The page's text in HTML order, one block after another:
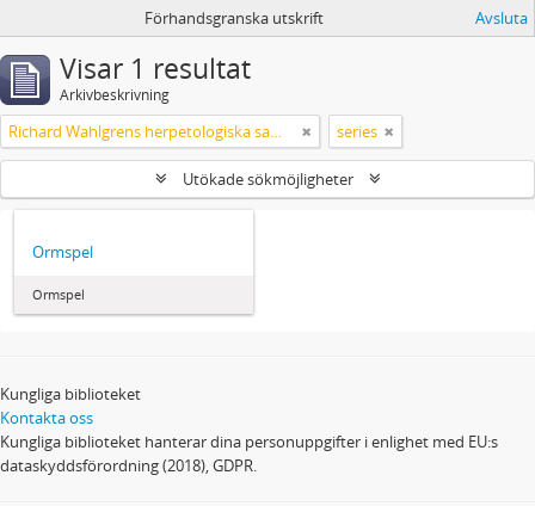
Förhandsgranska utskrift Avsluta
Visar 1 resultat
Arkivbeskrivning
Richard Wahlgrens herpetologiska samling series
Utökade sökmöjligheter
Ormspel
Ormspel
Kungliga biblioteket
Kontakta oss
Kungliga biblioteket hanterar dina personuppgifter i enlighet med EU:s
dataskyddsförordning (2018), GDPR.